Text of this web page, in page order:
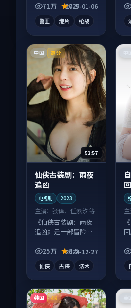
错过，字幕区常有惊
71万 7.9
2025-01-06
警匪 港片 枪战
中国 高分
52:57
仙侠古装剧：雨夜
追凶
电视剧 2023
主演： 张译、任素汐 等
《仙侠古装剧：雨夜
追凶》是一部冒险向
蛋别错过，字幕区常
25万 8.5
2024-12-27
仙侠 古装 法术
主
韩国 4K